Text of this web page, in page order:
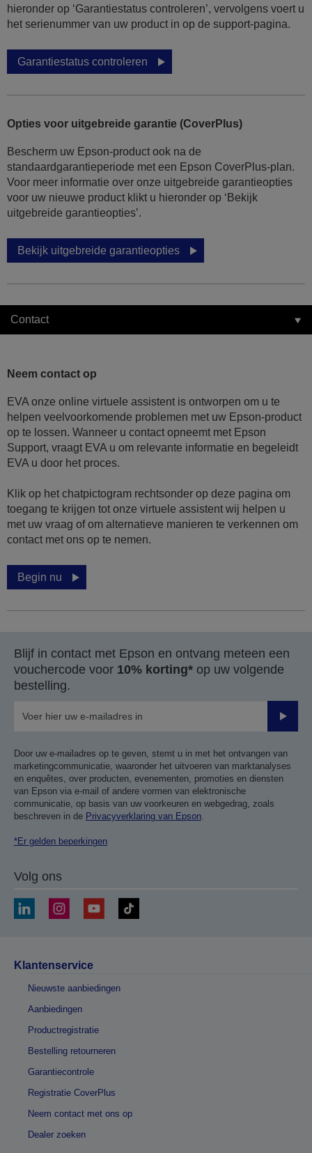
hieronder op ‘Garantiestatus controleren’, vervolgens voert u
het serienummer van uw product in op de support-pagina.
Garantiestatus controleren
Opties voor uitgebreide garantie (CoverPlus)
Bescherm uw Epson-product ook na de
standaardgarantieperiode met een Epson CoverPlus-plan.
Voor meer informatie over onze uitgebreide garantieopties
voor uw nieuwe product klikt u hieronder op ‘Bekijk
uitgebreide garantieopties’.
Bekijk uitgebreide garantieopties
Contact
Neem contact op
EVA onze online virtuele assistent is ontworpen om u te
helpen veelvoorkomende problemen met uw Epson-product
op te lossen. Wanneer u contact opneemt met Epson
Support, vraagt EVA u om relevante informatie en begeleidt
EVA u door het proces.
Klik op het chatpictogram rechtsonder op deze pagina om
toegang te krijgen tot onze virtuele assistent wij helpen u
met uw vraag of om alternatieve manieren te verkennen om
contact met ons op te nemen.
Begin nu
Blijf in contact met Epson en ontvang meteen een
vouchercode voor 10% korting* op uw volgende
bestelling.
Door uw e-mailadres op te geven, stemt u in met het ontvangen van
marketingcommunicatie, waaronder het uitvoeren van marktanalyses
en enquêtes, over producten, evenementen, promoties en diensten
van Epson via e-mail of andere vormen van elektronische
communicatie, op basis van uw voorkeuren en webgedrag, zoals
beschreven in de Privacyverklaring van Epson.
*Er gelden beperkingen
Volg ons
Klantenservice
Nieuwste aanbiedingen
Aanbiedingen
Productregistratie
Bestelling retourneren
Garantiecontrole
Registratie CoverPlus
Neem contact met ons op
Dealer zoeken